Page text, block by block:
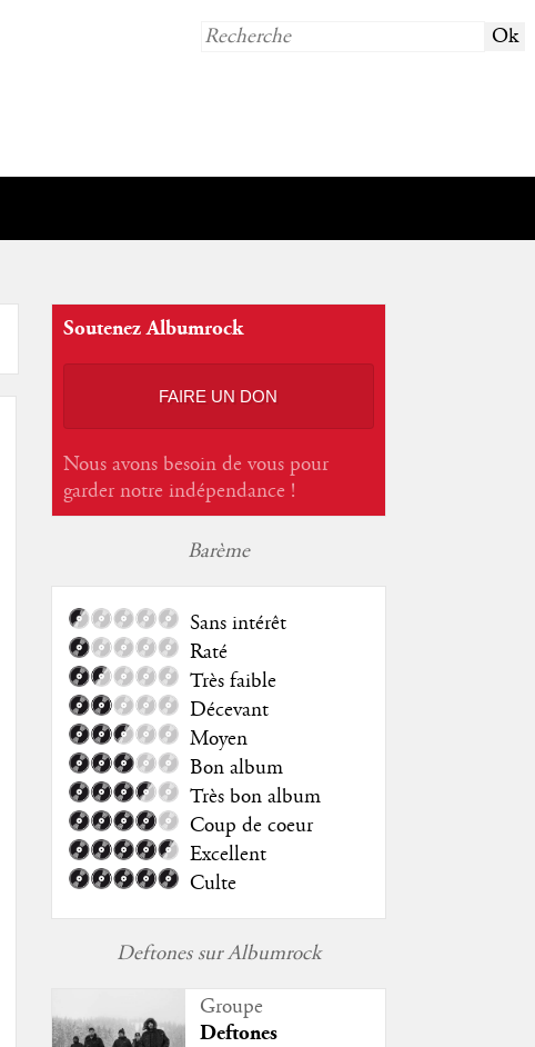
Soutenez Albumrock
FAIRE UN DON
Nous avons besoin de vous pour
garder notre indépendance !
Barème
Sans intérêt
Raté
Très faible
Décevant
Moyen
Bon album
Très bon album
Coup de coeur
Excellent
Culte
Deftones sur Albumrock
Groupe
Deftones